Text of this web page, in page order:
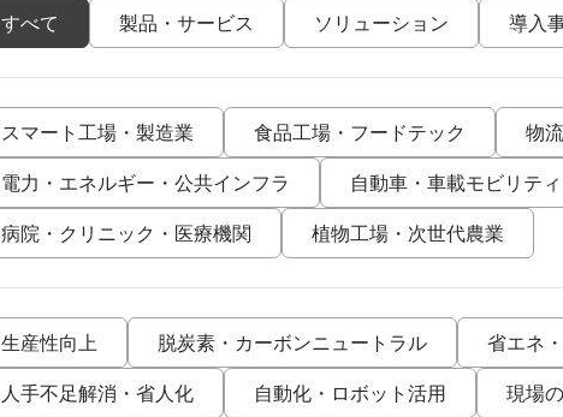
すべて 製品・サービス ソリューション 導入
スマート工場・製造業 食品工場・フードテック 物
電力・エネルギー・公共インフラ 自動車・車載モビリティ
病院・クリニック・医療機関 植物工場・次世代農業
生産性向上 脱炭素・カーボンニュートラル 省エネ
人手不足解消・省人化 自動化・ロボット活用 現場